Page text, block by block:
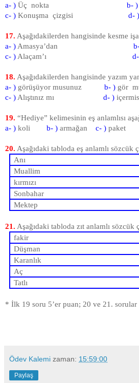
a- ) Üç nokta b- )
c- ) Konuşma çizgisi d- )
17. Aşağıdakilerden hangisinde kesme
a- ) Amasya’dan
c- ) Alaçam’ı
18. Aşağıdakilerden hangisinde yazım
a- ) görüşüyor musunuz b- ) gör
c- ) Alıştınız mı d- )
19. “Hediye” kelimesinin eş anlamlısı
a- ) koli b- ) armağan c- )
20. Aşağıdaki tabloda eş anlamlı
Anı
Muallim
kırmızı
Sonbahar
Mektep
21. Aşağıdaki tabloda zıt anlamlı
fakir
Düşman
Karanlık
Aç
Tatlı
* İlk 19 soru 5’er puan; 20 ve 21. sorular
Ödev Kalemi zaman: 15:59:00
Paylaş